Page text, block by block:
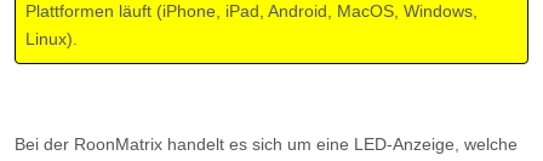
Plattformen läuft (iPhone, iPad, Android, MacOS, Windows,
Linux).
Bei der RoonMatrix handelt es sich um eine LED-Anzeige, welche